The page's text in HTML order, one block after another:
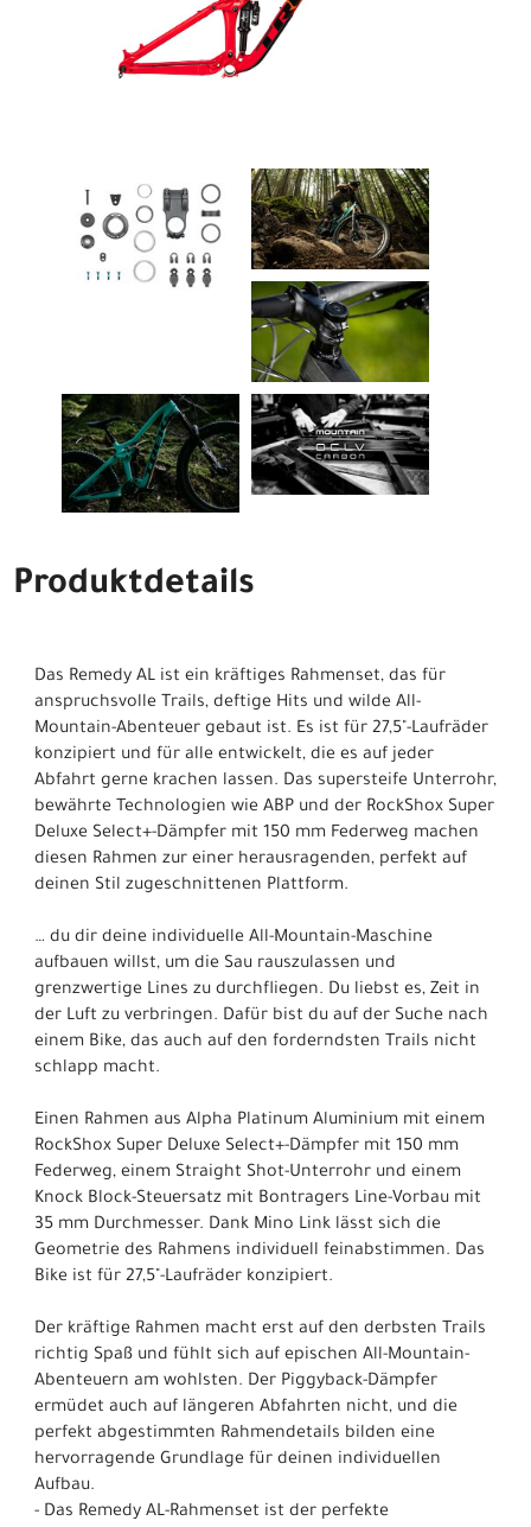
Produktdetails
Das Remedy AL ist ein kräftiges Rahmenset, das für
anspruchsvolle Trails, deftige Hits und wilde All-
Mountain-Abenteuer gebaut ist. Es ist für 27,5"-Laufräder
konzipiert und für alle entwickelt, die es auf jeder
Abfahrt gerne krachen lassen. Das supersteife Unterrohr,
bewährte Technologien wie ABP und der RockShox Super
Deluxe Select+-Dämpfer mit 150 mm Federweg machen
diesen Rahmen zur einer herausragenden, perfekt auf
deinen Stil zugeschnittenen Plattform.
… du dir deine individuelle All-Mountain-Maschine
aufbauen willst, um die Sau rauszulassen und
grenzwertige Lines zu durchfliegen. Du liebst es, Zeit in
der Luft zu verbringen. Dafür bist du auf der Suche nach
einem Bike, das auch auf den forderndsten Trails nicht
schlapp macht.
Einen Rahmen aus Alpha Platinum Aluminium mit einem
RockShox Super Deluxe Select+-Dämpfer mit 150 mm
Federweg, einem Straight Shot-Unterrohr und einem
Knock Block-Steuersatz mit Bontragers Line-Vorbau mit
35 mm Durchmesser. Dank Mino Link lässt sich die
Geometrie des Rahmens individuell feinabstimmen. Das
Bike ist für 27,5"-Laufräder konzipiert.
Der kräftige Rahmen macht erst auf den derbsten Trails
richtig Spaß und fühlt sich auf epischen All-Mountain-
Abenteuern am wohlsten. Der Piggyback-Dämpfer
ermüdet auch auf längeren Abfahrten nicht, und die
perfekt abgestimmten Rahmendetails bilden eine
hervorragende Grundlage für deinen individuellen
Aufbau.
- Das Remedy AL-Rahmenset ist der perfekte